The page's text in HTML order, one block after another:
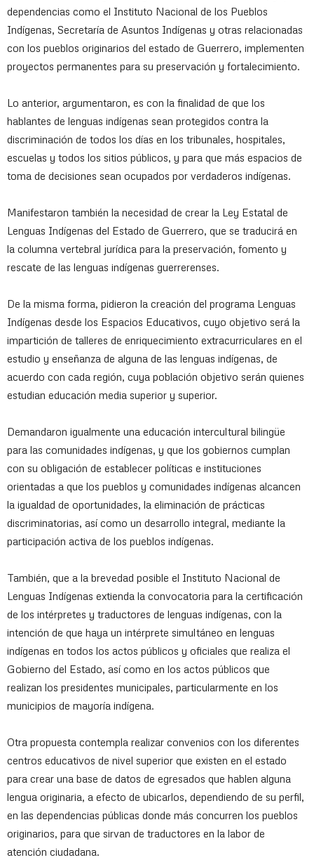
dependencias como el Instituto Nacional de los Pueblos
Indígenas, Secretaría de Asuntos Indígenas y otras relacionadas
con los pueblos originarios del estado de Guerrero, implementen
proyectos permanentes para su preservación y fortalecimiento.
Lo anterior, argumentaron, es con la finalidad de que los
hablantes de lenguas indígenas sean protegidos contra la
discriminación de todos los días en los tribunales, hospitales,
escuelas y todos los sitios públicos, y para que más espacios de
toma de decisiones sean ocupados por verdaderos indígenas.
Manifestaron también la necesidad de crear la Ley Estatal de
Lenguas Indígenas del Estado de Guerrero, que se traducirá en
la columna vertebral jurídica para la preservación, fomento y
rescate de las lenguas indígenas guerrerenses.
De la misma forma, pidieron la creación del programa Lenguas
Indígenas desde los Espacios Educativos, cuyo objetivo será la
impartición de talleres de enriquecimiento extracurriculares en el
estudio y enseñanza de alguna de las lenguas indígenas, de
acuerdo con cada región, cuya población objetivo serán quienes
estudian educación media superior y superior.
Demandaron igualmente una educación intercultural bilingüe
para las comunidades indígenas, y que los gobiernos cumplan
con su obligación de establecer políticas e instituciones
orientadas a que los pueblos y comunidades indígenas alcancen
la igualdad de oportunidades, la eliminación de prácticas
discriminatorias, así como un desarrollo integral, mediante la
participación activa de los pueblos indígenas.
También, que a la brevedad posible el Instituto Nacional de
Lenguas Indígenas extienda la convocatoria para la certificación
de los intérpretes y traductores de lenguas indígenas, con la
intención de que haya un intérprete simultáneo en lenguas
indígenas en todos los actos públicos y oficiales que realiza el
Gobierno del Estado, así como en los actos públicos que
realizan los presidentes municipales, particularmente en los
municipios de mayoría indígena.
Otra propuesta contempla realizar convenios con los diferentes
centros educativos de nivel superior que existen en el estado
para crear una base de datos de egresados que hablen alguna
lengua originaria, a efecto de ubicarlos, dependiendo de su perfil,
en las dependencias públicas donde más concurren los pueblos
originarios, para que sirvan de traductores en la labor de
atención ciudadana.